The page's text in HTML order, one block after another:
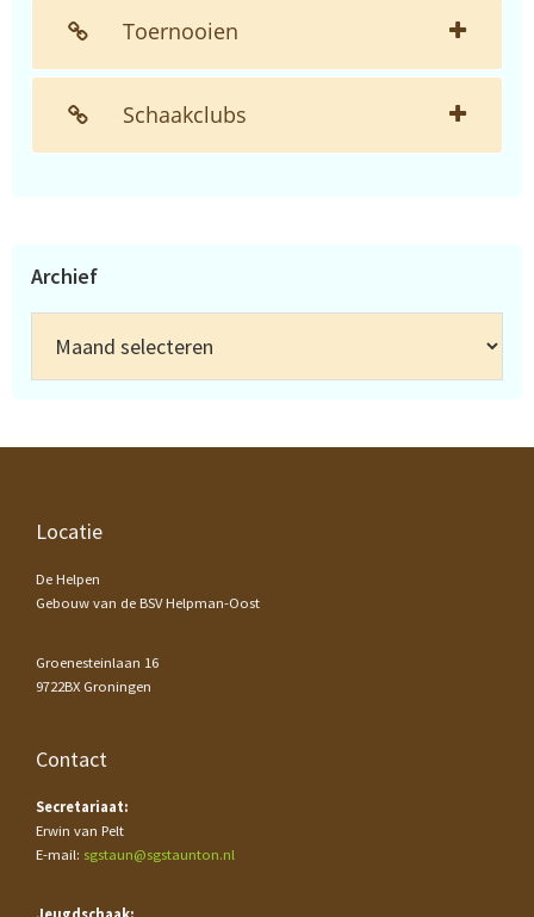
Toernooien
Schaakclubs
Archief
Footer
Locatie
De Helpen
Gebouw van de BSV Helpman-Oost
Groenesteinlaan 16
9722BX Groningen
Contact
Secretariaat:
Erwin van Pelt
E-mail: sgstaun@sgstaunton.nl